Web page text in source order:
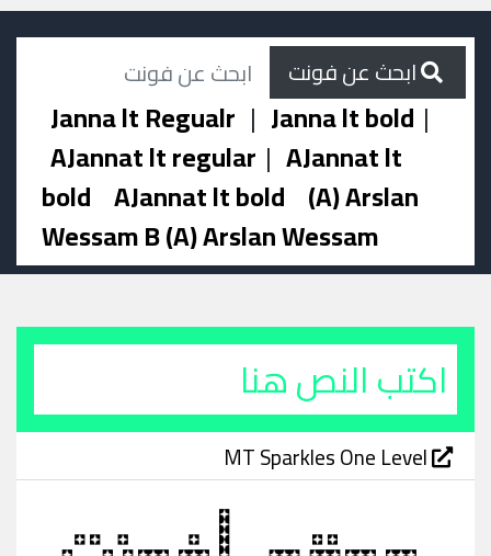
Janna lt Regualr | Janna lt bold |
AJannat lt regular | AJannat lt
bold AJannat lt bold (A) Arslan
Wessam B (A) Arslan Wessam
MT Sparkles One Level